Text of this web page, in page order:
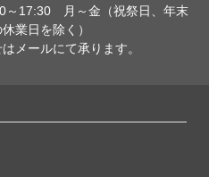
17:30 月～金（祝祭日、年末
業日を除く）
メールにて承ります。